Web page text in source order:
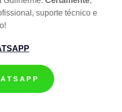
suporte técnico e